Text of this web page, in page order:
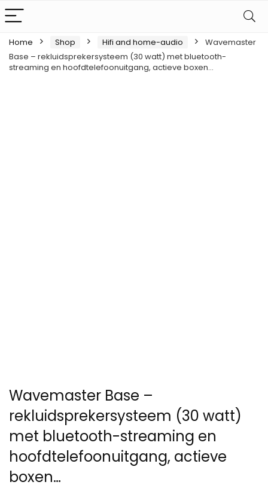
Home Shop Hifi and home-audio
Wavemaster
Base – rekluidsprekersysteem (30 watt) met bluetooth-
streaming en hoofdtelefoonuitgang, actieve boxen…
Wavemaster Base –
rekluidsprekersysteem (30 watt)
met bluetooth-streaming en
hoofdtelefoonuitgang, actieve
boxen…